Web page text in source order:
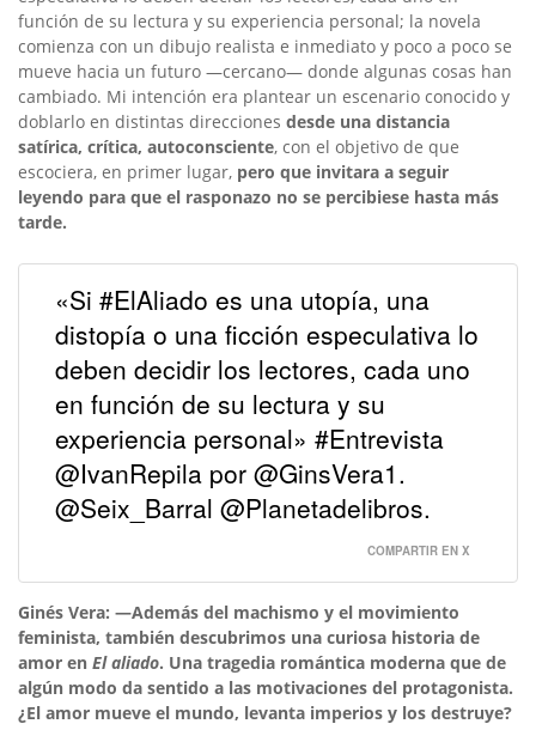
función de su lectura y su experiencia personal; la novela
comienza con un dibujo realista e inmediato y poco a poco se
mueve hacia un futuro —cercano— donde algunas cosas han
cambiado. Mi intención era plantear un escenario conocido y
doblarlo en distintas direcciones desde una distancia
satírica, crítica, autoconsciente, con el objetivo de que
escociera, en primer lugar, pero que invitara a seguir
leyendo para que el rasponazo no se percibiese hasta más
tarde.
«Si #ElAliado es una utopía, una
distopía o una ficción especulativa lo
deben decidir los lectores, cada uno
en función de su lectura y su
experiencia personal» #Entrevista
@IvanRepila por @GinsVera1.
@Seix_Barral @Planetadelibros.
COMPARTIR EN X
Ginés Vera: —Además del machismo y el movimiento
feminista, también descubrimos una curiosa historia de
amor en El aliado. Una tragedia romántica moderna que de
algún modo da sentido a las motivaciones del protagonista.
¿El amor mueve el mundo, levanta imperios y los destruye?